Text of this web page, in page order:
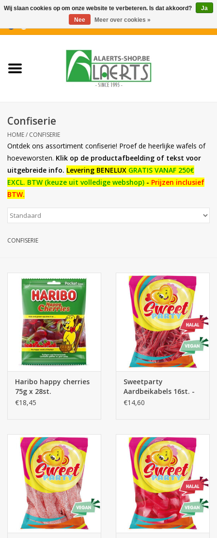
Nieuwigheden
Confiserie
Dranken
Aperitiefkoekjes
Botanicals
Kassarollen
Cleaning-producten
Relatiegeschenken
Koffiemachines
Verpakking
Batterijen
Corona
Sinterklaassnoep
Confiserie
HOME/ CONFISERIE
Ontdek ons assortiment confiserie! Proef de heerlijke wafels of
hoeveworsten. Klik op de productafbeelding of tekst voor
uitgebreide info. Levering BENELUX GRATIS VANAF 250€
EXCL. BTW (keuze uit volledige webshop) - Prijzen inclusief
BTW.
CONFISERIE
Haribo happy cherries
75g x 28st.
€18,45
Sweetparty
Aardbeikabels 16st. -
snoepzakjes
€14,60
Wij slaan cookies op om onze website te verbeteren. Is dat akkoord?
Ja
Nee
Meer over cookies »